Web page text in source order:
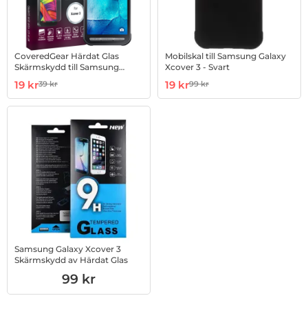
CoveredGear Härdat Glas
Skärmskydd till Samsung
Art. nr 10005360
rea pris
19 krtidigare pris
39 kr
Mobilskal till Samsung Galaxy
Xcover 3 - Svart
Art. nr 100254076
rea pris
19 krtidigare pris
99 kr
Samsung Galaxy Xcover 3
Skärmskydd av Härdat Glas
Art. nr 1002900222
99 kr